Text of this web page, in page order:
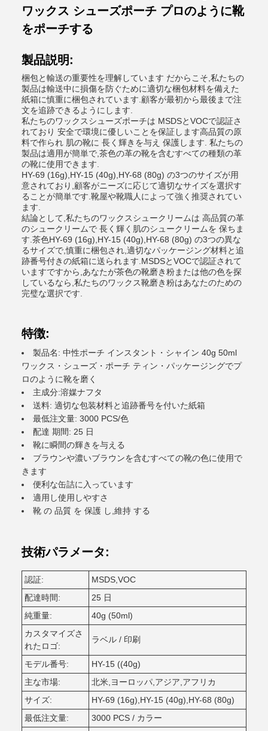
ワックス シューズポーチ プロのように靴
をポーチする
製品説明:
梱包と輸送の重要性を理解しています だからこそ,私たちの
製品は輸送中に損傷を防ぐために適切な梱包材料を備えた
紙箱に慎重に梱包されています.顧客が最初から最後まで注
文を追跡できるようにします.
私たちのワックスシューズポーチは MSDSとVOCで認証さ
れており 安全で環境に優しいことを保証します高品質の原
料で作られ 肌の靴に 長く輝きを与え 保護します. 私たちの
製品は適用が簡単で,茶色の革の靴を含むすべての種類の革
の靴に使用できます.
HY-69 (16g),HY-15 (40g),HY-68 (80g) の3つのサイズが用
意されており,顧客がニーズに応じて適切なサイズを選択す
ることが簡単です.靴屋や靴職人によって強く推奨されてい
ます.
結論として,私たちのワックスシュークリームは 高品質の革
のシュークリームで 長く輝く肌のシュークリームを 保ちま
す.茶色HY-69 (16g),HY-15 (40g),HY-68 (80g) の3つの異な
るサイズで,慎重に梱包され,適切なパッケージング材料と追
跡番号付きの紙箱に送られます.MSDSとVOCで認証されて
いますですから,あなたが茶色の靴磨き粉または他の色を探
しているなら,私たちのワックス靴磨き粉はあなたのための
完璧な選択です.
特徴:
製品名: 中性ポーチ インスタント・シャイン 40g 50ml
ワックス・シューズ・ポーチ ティン・パッケージングでプ
ロのように靴を磨く
主成分:溶媒ナフタ
送料: 適切な包装材料と追跡番号を付いた紙箱
最低注文量: 3000 PCS/色
配達 期間: 25 日
靴に瞬間の輝きを与える
ブラウンや濃いブラウンを含むすべての靴の色に使用で
きます
便利な缶詰に入っています
適用し使用しやすさ
靴 の 品質 を 保護 し,維持 する
技術パラメータ:
認証:
MSDS,VOC
配達時間:
25 日
純重量:
40g (50ml)
カスタマイズさ
れたロゴ:
ラベル / 印刷
モデル番号:
HY-15 ((40g)
主な市場:
北米,ヨーロッパ,アジア,アフリカ
サイズ:
HY-69 (16g),HY-15 (40g),HY-68 (80g)
最低注文量:
3000 PCS / カラー